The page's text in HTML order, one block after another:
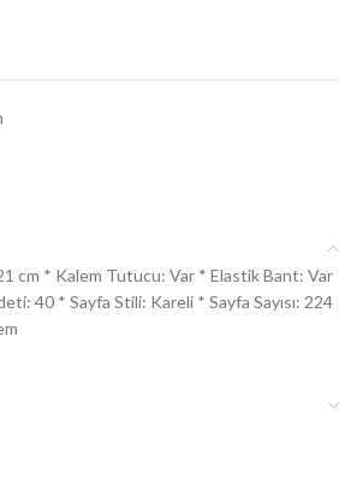
cm * Kalem Tutucu: Var * Elastik Bant: Var
40 * Sayfa Stili: Kareli * Sayfa Sayısı: 224